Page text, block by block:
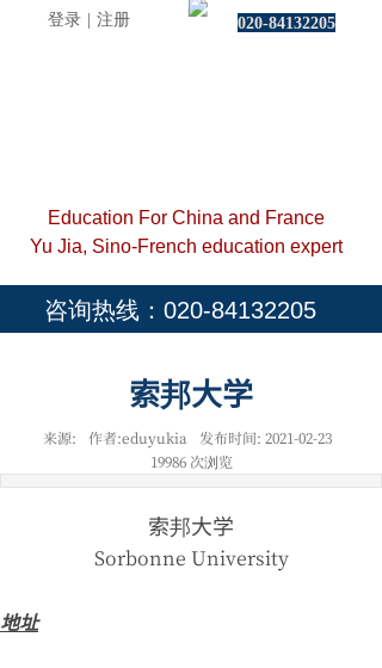
登录 注册 020-84132205
Education For China and France
Yu Jia, Sino-French education expert
咨询热线：020-84132205
索邦大学
来源: 作者:eduyukia 发布时间: 2021-02-23
19986 次浏览
索邦大学
Sorbonne University
地址